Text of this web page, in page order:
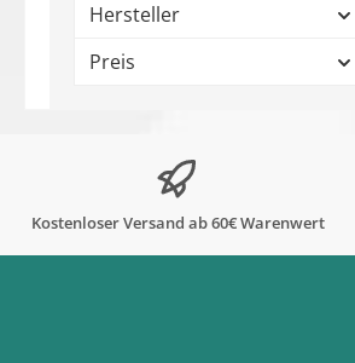
Hersteller
Preis
Kostenloser Versand ab 60€ Warenwert